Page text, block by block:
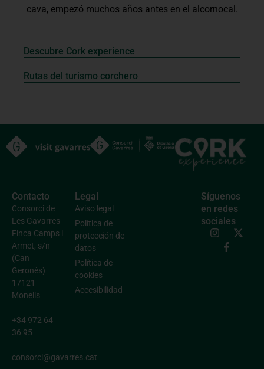
cava, empezó muchos años antes en el alcornocal.
Descubre Cork experience
Rutas del turismo corchero
Contacto
Consorci de
Les Gavarres
Finca Camps i
Armet, s/n
(Can
Geronès)
17121
Monells
+34 972 64
36 95
consorci@gavarres.cat
Legal
Aviso legal
Política de
protección de
datos
Política de
cookies
Accesibilidad
Síguenos
en redes
sociales